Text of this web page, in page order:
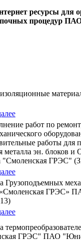
ресурсы для
процедур
работ по
работы для
металла эн. блоков
"Смоленская ГРЭС"
Грузоподъемных
ГРЭС»
ГРЭС" ПАО